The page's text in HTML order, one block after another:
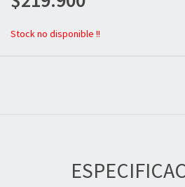
Stock no disponible !!